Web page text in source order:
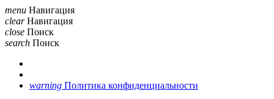
menu Навигация
clear Навигация
close Поиск
search Поиск
warning Политика конфиденциальности